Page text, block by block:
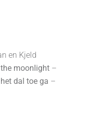
en Kjeld
moonlight –
dal toe ga –